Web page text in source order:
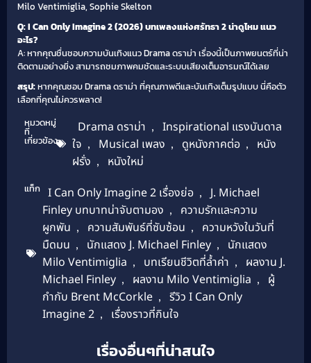
Milo Ventimiglia, Sophie Skelton
Q: I Can Only Imagine 2 (2026) บทเพลงแห่งศรัทธา 2​ น่าดูไหม แนว
อะไร?
A: หากคุณชื่นชอบความบันเทิงแนว Drama ดราม่า เรื่องนี้เป็นภาพยนตร์ที่น่า
ติดตามอย่างยิ่ง สามารถชมภาพคมชัดและระบบเสียงเต็มอารมณ์ได้เลย
สรุป:หากคุณชอบ Drama ดราม่า ที่คุณภาพดีและบันเทิงเต็มรูปแบบ นี่คือตัว
เลือกที่คุณไม่ควรพลาด!
หมวดหมู่
ที่
เกี่ยวข้อง
Drama ดราม่า ,
Inspirational แรงบันดาล
ใจ , Musical เพลง , ดูหนังภาคต่อ ,
หนัง
ฝรั่ง , หนังใหม่
แท็ก I Can Only Imagine 2 เรื่องย่อ ,
J. Michael
Finley บทบาทน่าจับตามอง ,
ความรักและความ
ผูกพัน , ความสัมพันธ์ที่ซับซ้อน ,
ความหวังในวันที่
มืดมน , นักแสดง J. Michael Finley ,
นักแสดง
Milo Ventimiglia , บทเรียนชีวิตที่ล้ำค่า ,
ผลงาน J.
Michael Finley , ผลงาน Milo Ventimiglia ,
ผู้
กำกับ Brent McCorkle ,
รีวิว I Can Only
Imagine 2 , เรื่องราวที่กินใจ
เรื่องอื่นๆที่น่าสนใจ